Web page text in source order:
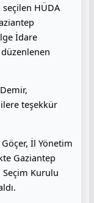
seçilen HÜDA
İdare
teşekkür
İl Yönetim
Gaziantep
Seçim Kurulu